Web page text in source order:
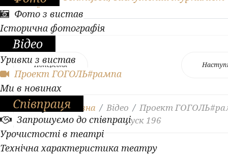
Фото з вистав
Історична фотографія
Відео
Уривки з вистав
Проект ГОГОЛЬ#рампа
Ми в новинах
Співпраця
Запрошуємо до співпраці
Урочистості в театрі
Технічна характеристика театру
України
Попередня
Ви тут:Головна Відео
Проект
Легендарні образи. Випуск 196